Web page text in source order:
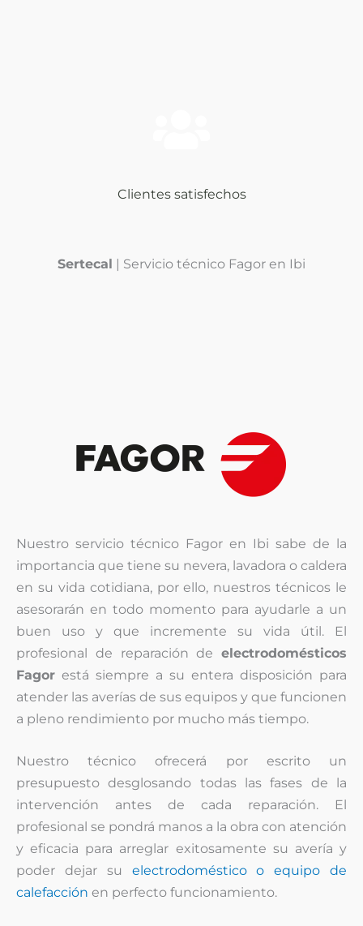
Clientes satisfechos
Sertecal | Servicio técnico Fagor en Ibi
Nuestro servicio técnico Fagor en Ibi sabe de la
importancia que tiene su nevera, lavadora o caldera
en su vida cotidiana, por ello, nuestros técnicos le
asesorarán en todo momento para ayudarle a un
buen uso y que incremente su vida útil. El
profesional de reparación de electrodomésticos
Fagor está siempre a su entera disposición para
atender las averías de sus equipos y que funcionen
a pleno rendimiento por mucho más tiempo.
Nuestro técnico ofrecerá por escrito un
presupuesto desglosando todas las fases de la
intervención antes de cada reparación. El
profesional se pondrá manos a la obra con atención
y eficacia para arreglar exitosamente su avería y
poder dejar su electrodoméstico o equipo de
calefacción en perfecto funcionamiento.